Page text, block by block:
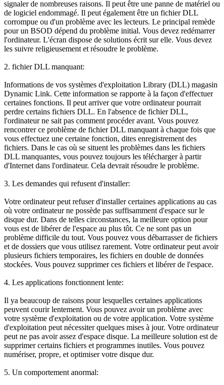
signaler de nombreuses raisons. Il peut être une panne de matériel ou
de logiciel endommagé. Il peut également être un fichier DLL
corrompue ou d'un problème avec les lecteurs. Le principal remède
pour un BSOD dépend du problème initial. Vous devez redémarrer
l'ordinateur. L'écran dispose de solutions écrit sur elle. Vous devez
les suivre religieusement et résoudre le problème.
2. fichier DLL manquant:
Informations de vos systèmes d'exploitation Library (DLL) magasin
Dynamic Link. Cette information se rapporte à la façon d'effectuer
certaines fonctions. Il peut arriver que votre ordinateur pourrait
perdre certains fichiers DLL. En l'absence de fichier DLL,
l'ordinateur ne sait pas comment procéder avant. Vous pouvez
rencontrer ce problème de fichier DLL manquant à chaque fois que
vous effectuez une certaine fonction, dites enregistrement des
fichiers. Dans le cas où se situent les problèmes dans les fichiers
DLL manquantes, vous pouvez toujours les télécharger à partir
d'Internet dans l'ordinateur. Cela devrait résoudre le problème.
3. Les demandes qui refusent d'installer:
Votre ordinateur peut refuser d'installer certaines applications au cas
où votre ordinateur ne possède pas suffisamment d'espace sur le
disque dur. Dans de telles circonstances, la meilleure option pour
vous est de libérer de l'espace au plus tôt. Ce ne sont pas un
problème difficile du tout. Vous pouvez vous débarrasser de fichiers
et de dossiers que vous utilisez rarement. Votre ordinateur peut avoir
plusieurs fichiers temporaires, les fichiers en double de données
stockées. Vous pouvez supprimer ces fichiers et libérer de l'espace.
4. Les applications fonctionnent lente:
Il ya beaucoup de raisons pour lesquelles certaines applications
peuvent courir lentement. Vous pouvez avoir un problème avec
votre système d'exploitation ou de votre application. Votre système
d'exploitation peut nécessiter quelques mises à jour. Votre ordinateur
peut ne pas avoir assez d'espace disque. La meilleure solution est de
supprimer certains fichiers et programmes inutiles. Vous pouvez
numériser, propre, et optimiser votre disque dur.
5. Un comportement anormal: